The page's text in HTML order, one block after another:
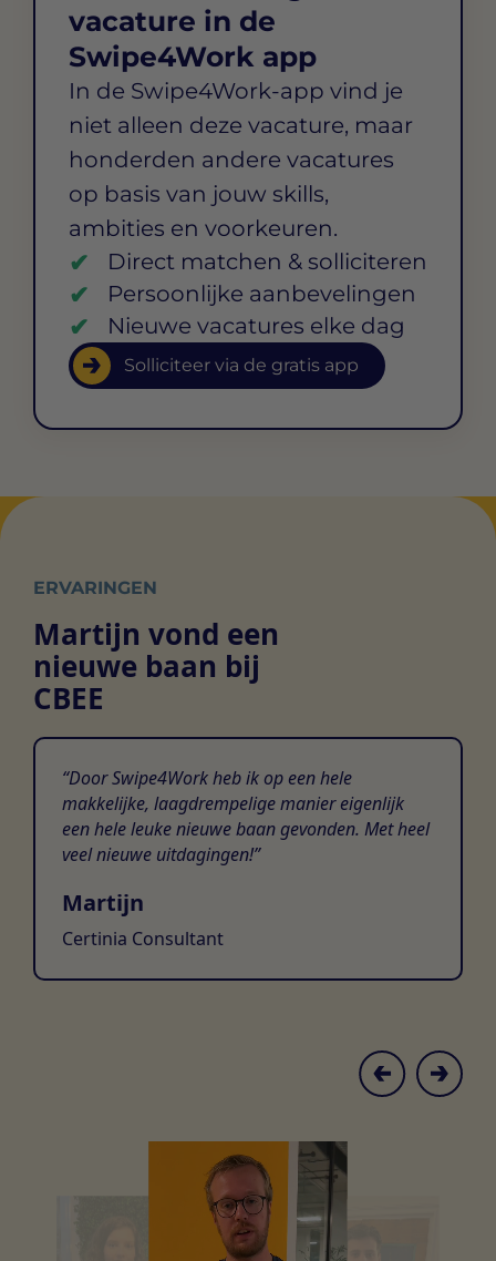
vacature in de
Swipe4Work app
In de Swipe4Work-app vind je
niet alleen deze vacature, maar
honderden andere vacatures
op basis van jouw skills,
ambities en voorkeuren.
Direct matchen & solliciteren
Persoonlijke aanbevelingen
Nieuwe vacatures elke dag
Solliciteer via de gratis app
ERVARINGEN
Martijn vond een
nieuwe baan bij
CBEE
Door Swipe4Work heb ik op een hele
makkelijke, laagdrempelige manier eigenlijk
een hele leuke nieuwe baan gevonden. Met heel
veel nieuwe uitdagingen!
Martijn
Certinia Consultant